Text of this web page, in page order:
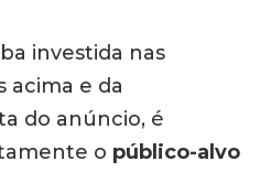
investida nas
acima e da
do anúncio, é
o público-alvo